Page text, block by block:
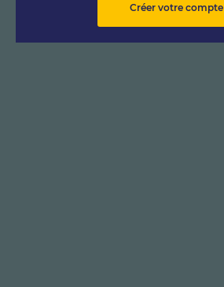
Créer votre compte